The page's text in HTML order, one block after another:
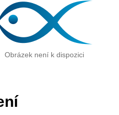
Obrázek není k dispozici